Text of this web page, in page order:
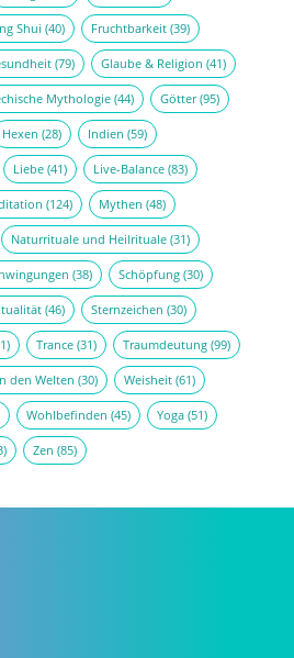
Shui (40) Fruchtbarkeit(39)
(79) Glaube & Religion (41)
Mythologie(44) Götter(95)
Hexen (28) Indien (59)
Liebe(41) Live-Balance(83)
(124) Mythen (48)
Naturrituale und Heilrituale(31)
(38) Schöpfung(30)
(46) Sternzeichen (30)
Trance(31) Traumdeutung(99)
den Welten (30) Weisheit(61)
Wohlbefinden (45) Yoga(51)
Zen (85)